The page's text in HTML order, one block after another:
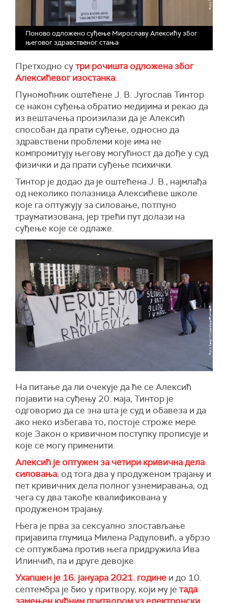
Поново одложено суђење Мирославу Алексићу због
његовог здравственог стања
Претходно сутри рочишта одложена због
Алексићевог изостанка.
Пуномоћник оштећене Ј. В. Југослав Тинтор
се након суђења обратио медијима и рекао да
из вештачења произилази да је Алексић
способан да прати суђење, односно да
здравствени проблеми које има не
компромитују његову могућност да дође у суд
физички и да прати суђење психички.
Тинтор је додао да је оштећена Ј. В., најмлађа
од неколико полазница Алексићеве школе
које га оптужују за силовање, потпуно
трауматизована, јер трећи пут долази на
суђење које се одлаже.
На питање да ли очекује да ће се Алексић
појавити на суђењу 20. маја, Тинтор је
одговорио да се зна шта је суд и обавеза и да
ако неко избегава то, постоје строже мере
које Закон о кривичном поступку прописује и
које се могу применити.
Алексић је оптужен за четири кривична дела
силовања, од тога два у продуженом трајању и
пет кривичних дела полног узнемиравања, од
чега су два такође квалификована у
продуженом трајању.
Њега је прва за сексуално злостављање
пријавила глумица Милена Радуловић, а убрзо
се оптужбама против њега придружила Ива
Илинчић, па и друге девојке.
Ухапшен је 16. јануара 2021. године и до 10.
септембра је био у притвору, који му је тада